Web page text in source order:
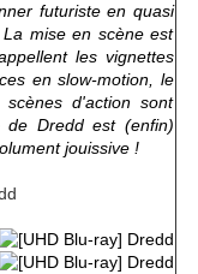
futuriste en quasi
mise en scène est
les vignettes
en slow-motion, le
scènes d'action sont
de Dredd est (enfin)
jouissive !